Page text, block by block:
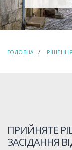
ГОЛОВНА РІШЕННЯ
ПРИЙНЯТЕ
ЗАСІДАННЯ